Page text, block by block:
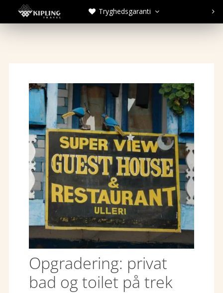
 Tryghedsgaranti  
Opgradering: privat
bad og toilet på trek